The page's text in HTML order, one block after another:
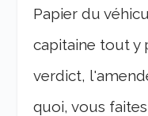
Papier du
capitaine tout y
verdict,
quoi, vous